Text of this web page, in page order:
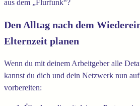
aus dem „Flurfunk“?
Den Alltag nach dem
Elternzeit planen
Wenn du mit deinem Arbeitgeber alle
kannst du dich und dein Netzwerk nun
vorbereiten: